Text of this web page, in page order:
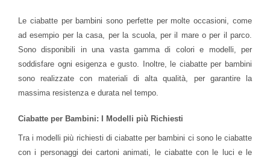
Le ciabatte per bambini sono perfette per molte occasioni, come
ad esempio per la casa, per la scuola, per il mare o per il parco.
Sono disponibili in una vasta gamma di colori e modelli, per
soddisfare ogni esigenza e gusto. Inoltre, le ciabatte per bambini
sono realizzate con materiali di alta qualità, per garantire la
massima resistenza e durata nel tempo.
Ciabatte per Bambini: I Modelli più Richiesti
Tra i modelli più richiesti di ciabatte per bambini ci sono le ciabatte
con i personaggi dei cartoni animati, le ciabatte con le luci e le